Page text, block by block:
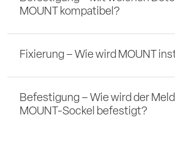
MOUNT kompatibel?
Fixierung – Wie wird MOUNT
Befestigung – Wie wird der
MOUNT-Sockel befestigt?